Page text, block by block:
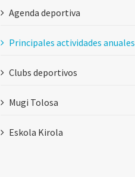
Agenda deportiva
Principales actividades anuales
Clubs deportivos
Mugi Tolosa
Eskola Kirola